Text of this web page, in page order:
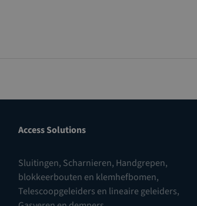
Access Solutions
Sluitingen, Scharnieren, Handgrepen,
blokkeerbouten en klemhefbomen,
Telescoopgeleiders en lineaire geleiders,